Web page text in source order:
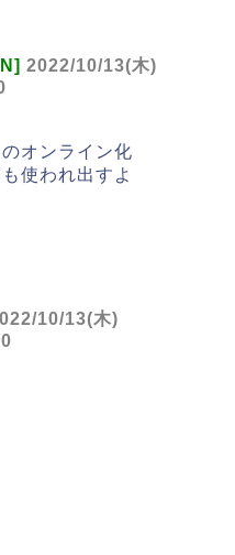
2022/10/13(木)
オンライン化
使われ出すよ
10/13(木)